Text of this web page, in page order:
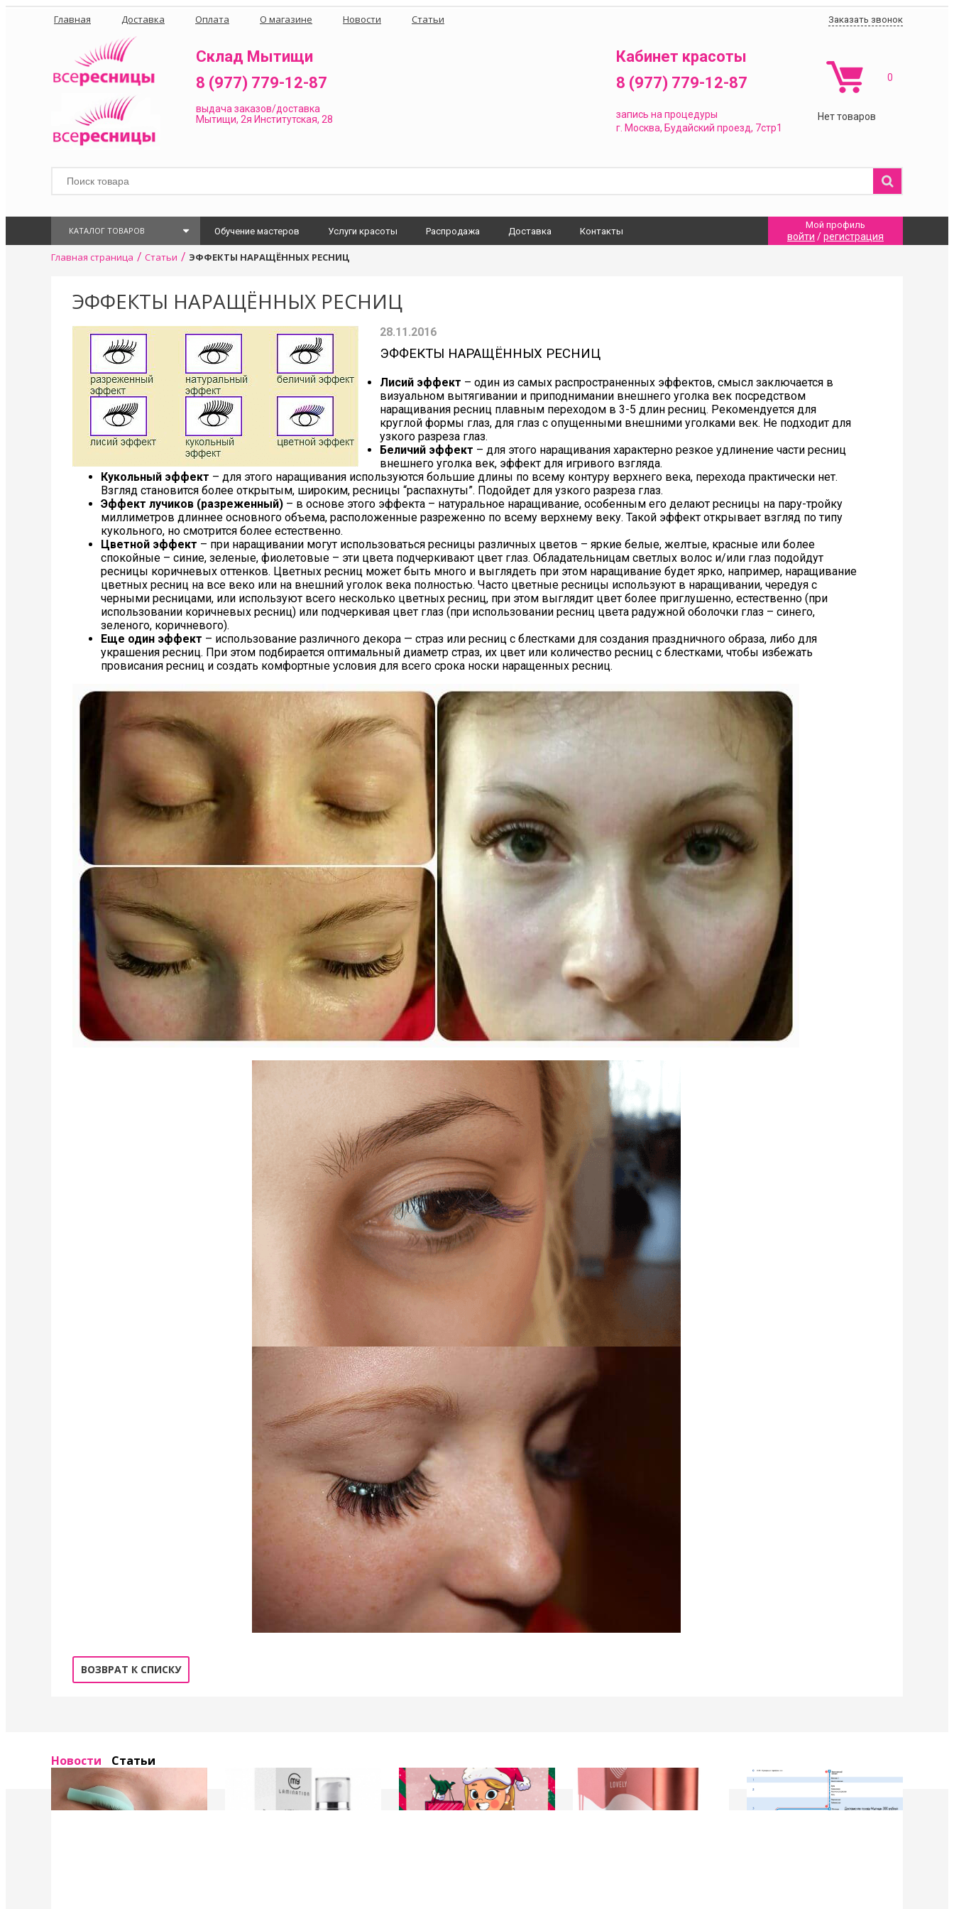
Главная Доставка Оплата О магазине Новости Статьи Заказать звонок
Склад Мытищи
8 (977) 779-12-87
выдача заказов/доставка
Мытищи, 2я Институтская, 28
Кабинет красоты
8 (977) 779-12-87
запись на процедуры
г. Москва, Будайский проезд, 7стр1
Нет товаров
0
КАТАЛОГ ТОВАРОВ Обучение мастеров Услуги красоты Распродажа Доставка Контакты
Мой профиль
войти /регистрация
Главная страница / Статьи / ЭФФЕКТЫ НАРАЩЁННЫХ РЕСНИЦ
ЭФФЕКТЫ НАРАЩЁННЫХ РЕСНИЦ
28.11.2016
ЭФФЕКТЫ НАРАЩЁННЫХ РЕСНИЦ
Лисий эффект – один из самых распространенных эффектов, смысл заключается в
визуальном вытягивании и приподнимании внешнего уголка век посредством
наращивания ресниц плавным переходом в 3-5 длин ресниц. Рекомендуется для
круглой формы глаз, для глаз с опущенными внешними уголками век. Не подходит для
узкого разреза глаз.
Беличий эффект – для этого наращивания характерно резкое удлинение части ресниц
внешнего уголка век, эффект для игривого взгляда.
Кукольный эффект – для этого наращивания используются большие длины по всему контуру верхнего века, перехода практически нет.
Взгляд становится более открытым, широким, ресницы “распахнуты”. Подойдет для узкого разреза глаз.
Эффект лучиков (разреженный) – в основе этого эффекта – натуральное наращивание, особенным его делают ресницы на пару-тройку
миллиметров длиннее основного объема, расположенные разреженно по всему верхнему веку. Такой эффект открывает взгляд по типу
кукольного, но смотрится более естественно.
Цветной эффект – при наращивании могут использоваться ресницы различных цветов – яркие белые, желтые, красные или более
спокойные – синие, зеленые, фиолетовые – эти цвета подчеркивают цвет глаз. Обладательницам светлых волос и/или глаз подойдут
ресницы коричневых оттенков. Цветных ресниц может быть много и выглядеть при этом наращивание будет ярко, например, наращивание
цветных ресниц на все веко или на внешний уголок века полностью. Часто цветные ресницы используют в наращивании, чередуя с
черными ресницами, или используют всего несколько цветных ресниц, при этом выглядит цвет более приглушенно, естественно (при
использовании коричневых ресниц) или подчеркивая цвет глаз (при использовании ресниц цвета радужной оболочки глаз – синего,
зеленого, коричневого).
Еще один эффект – использование различного декора — страз или ресниц с блестками для создания праздничного образа, либо для
украшения ресниц. При этом подбирается оптимальный диаметр страз, их цвет или количество ресниц с блестками, чтобы избежать
провисания ресниц и создать комфортные условия для всего срока носки наращенных ресниц.
ВОЗВРАТ К СПИСКУ
Новости Статьи